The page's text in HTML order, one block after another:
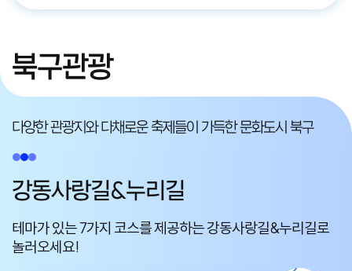
북구관광
다양한 관광지와 다채로운 축제들이 가득한 문화도시 북구
강동사랑길&누리길
테마가 있는 7가지 코스를 제공하는 강동사랑길&누리길로
놀러오세요!